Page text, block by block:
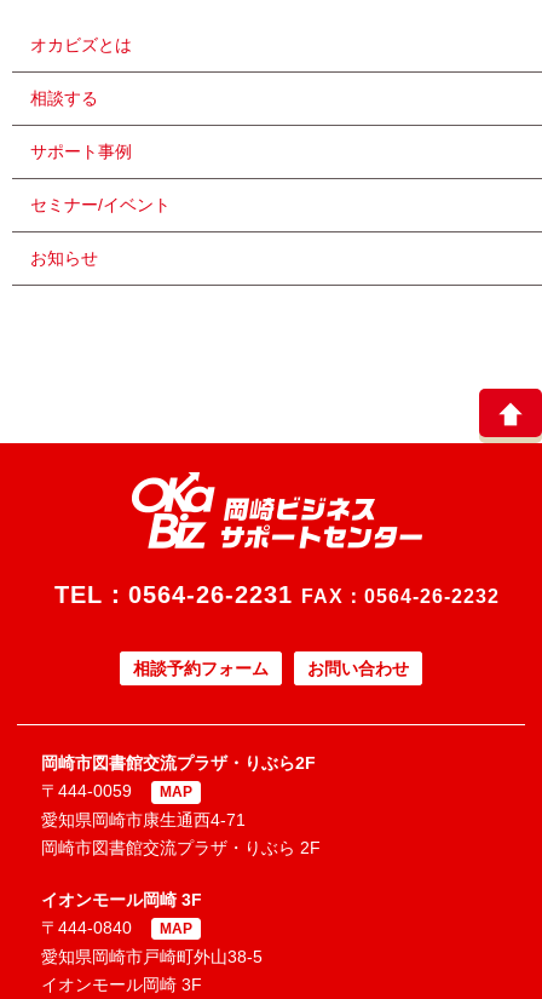
オカビズとは
相談する
サポート事例
セミナー/イベント
お知らせ
TEL： 0564-26-2231 FAX：0564-26-2232
相談予約フォーム お問い合わせ
岡崎市図書館交流プラザ・りぶら2F
〒444-0059
MAP
愛知県岡崎市康生通西4-71
岡崎市図書館交流プラザ・りぶら 2F
イオンモール岡崎 3F
〒444-0840
MAP
愛知県岡崎市戸崎町外山38-5
イオンモール岡崎 3F